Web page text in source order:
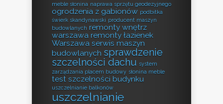
meble słonina naprawa sprzętu geodezyjnego
ogrodzenia z gabionów podbitka
świerk skandynawski producent maszyn
budowlanych remonty wnętrz
warszawa remonty łazienek
Warszawa serwis maszyn
budowlanych sprawdzenie
szczelności dachu system
zarządzania placem budowy słonina meble
test szczelności budynku
uszczelnianie balkonów
uszczelnianie